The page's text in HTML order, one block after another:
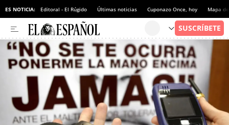
ES NOTICIA: Editoral - El Rúgido Últimas noticias Cuponazo Once, hoy Mapa